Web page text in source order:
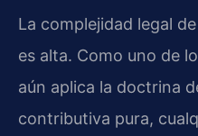
La complejidad legal
es alta. Como uno de
aún aplica la doctrina
contributiva pura,